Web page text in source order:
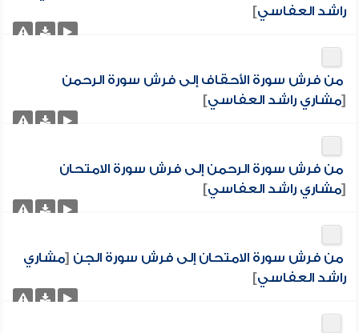
راشد العفاسي]
من فرش سورة الأحقاف إلى فرش سورة الرحمن
[مشاري راشد العفاسي]
من فرش سورة الرحمن إلى فرش سورة الامتحان
[مشاري راشد العفاسي]
من فرش سورة الامتحان إلى فرش سورة الجن [مشاري
راشد العفاسي]